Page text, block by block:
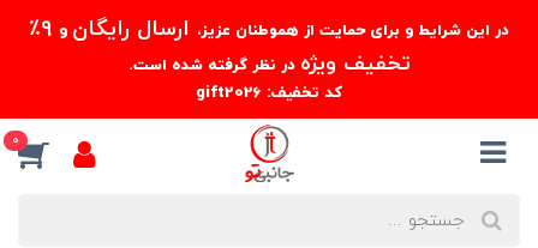
در این شرایط و برای حمایت از هموطنان عزیز، ارسال رایگان و
9٪
تخفیف ویژه در نظر گرفته شده است.
کد تخفیف: gift2026
0